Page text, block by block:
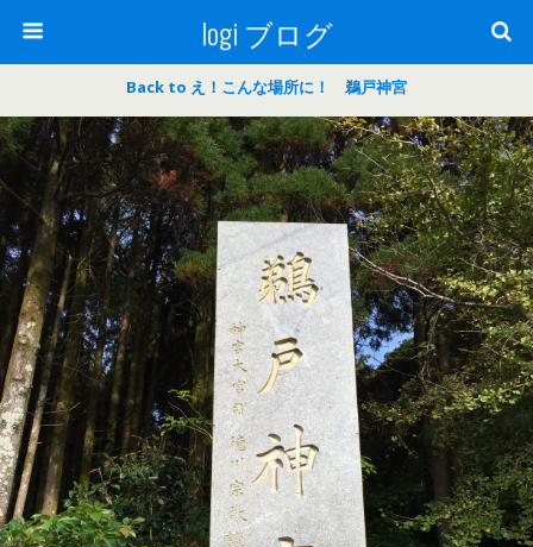
logi ブログ
Back to え！こんな場所に！ 鵜戸神宮